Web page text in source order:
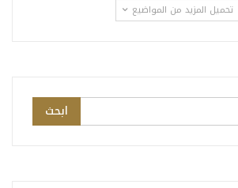
تحميل المزيد من المواضيع